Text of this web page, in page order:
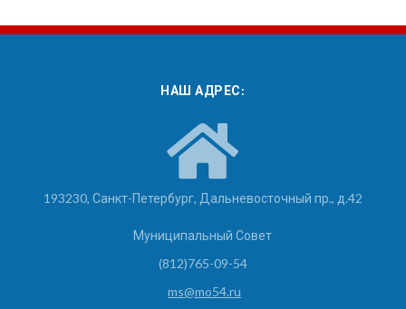
НАШ АДРЕС:
193230, Санкт-Петербург, Дальневосточный пр., д.42
Муниципальный Совет
(812)765-09-54
ms@mo54.ru